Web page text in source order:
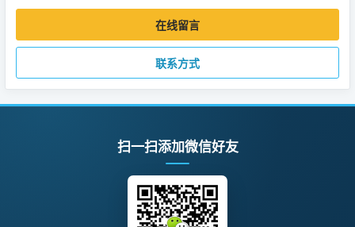
在线留言
联系方式
扫一扫添加微信好友